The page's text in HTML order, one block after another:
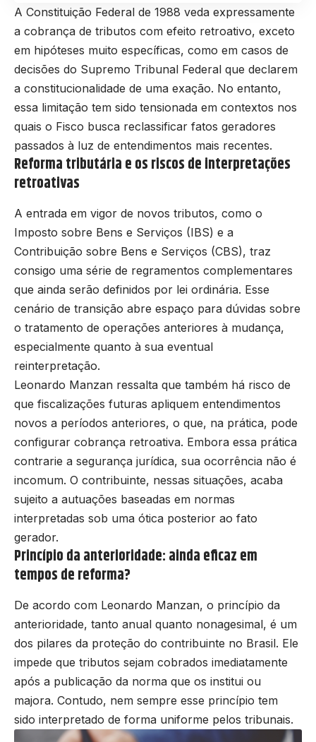
A Constituição Federal de 1988 veda expressamente
a cobrança de tributos com efeito retroativo, exceto
em hipóteses muito específicas, como em casos de
decisões do Supremo Tribunal Federal que declarem
a constitucionalidade de uma exação. No entanto,
essa limitação tem sido tensionada em contextos nos
quais o Fisco busca reclassificar fatos geradores
passados à luz de entendimentos mais recentes.
Reforma tributária e os riscos de interpretações
retroativas
A entrada em vigor de novos tributos, como o
Imposto sobre Bens e Serviços (IBS) e a
Contribuição sobre Bens e Serviços (CBS), traz
consigo uma série de regramentos complementares
que ainda serão definidos por lei ordinária. Esse
cenário de transição abre espaço para dúvidas sobre
o tratamento de operações anteriores à mudança,
especialmente quanto à sua eventual
reinterpretação.
Leonardo Manzan ressalta que também há risco de
que fiscalizações futuras apliquem entendimentos
novos a períodos anteriores, o que, na prática, pode
configurar cobrança retroativa. Embora essa prática
contrarie a segurança jurídica, sua ocorrência não é
incomum. O contribuinte, nessas situações, acaba
sujeito a autuações baseadas em normas
interpretadas sob uma ótica posterior ao fato
gerador.
Princípio da anterioridade: ainda eficaz em
tempos de reforma?
De acordo com Leonardo Manzan, o princípio da
anterioridade, tanto anual quanto nonagesimal, é um
dos pilares da proteção do contribuinte no Brasil. Ele
impede que tributos sejam cobrados imediatamente
após a publicação da norma que os institui ou
majora. Contudo, nem sempre esse princípio tem
sido interpretado de forma uniforme pelos tribunais.